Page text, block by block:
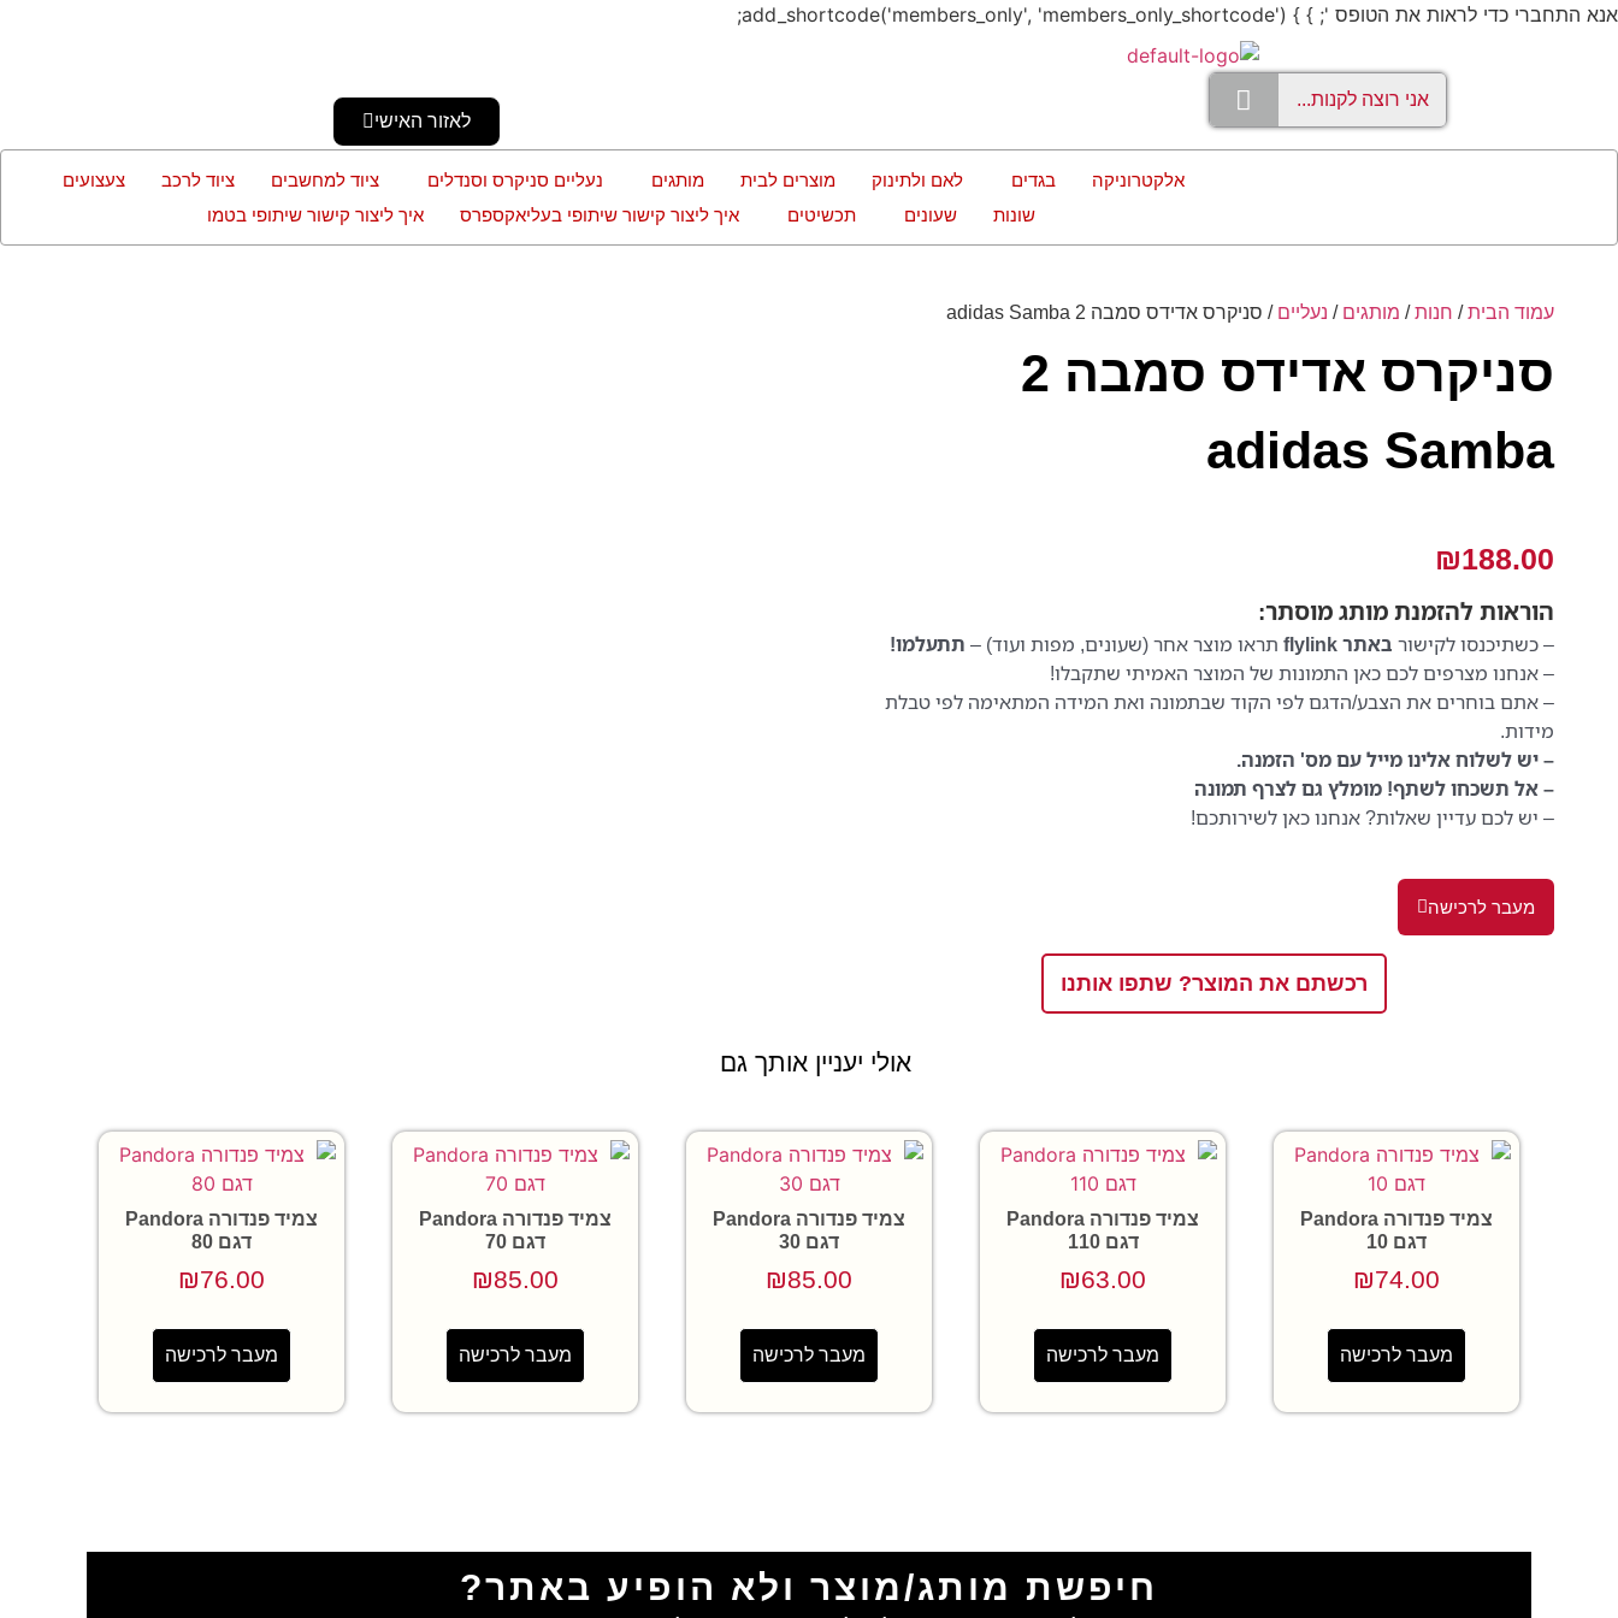
אנא התחברי כדי לראות את הטופס '; } } add_shortcode('members_only', 'members_only_shortcode');
לאזור האישי
אלקטרוניקה בגדים לאם ולתינוק מוצרים לבית מותגים נעליים סניקרס וסנדלים ציוד למחשבים ציוד לרכב
צעצועים
שונות
שעונים תכשיטים איך ליצור קישור שיתופי בעליאקספרס איך ליצור קישור שיתופי בטמו
עמוד הבית/ חנות/ מותגים / נעליים / סניקרס אדידס סמבה 2 adidas Samba
סניקרס אדידס סמבה 2
adidas Samba
₪188.00
הוראותלהזמנת מותג מוסתר:
– כשתיכנסו לקישור באתר flylink תראו מוצר אחר (שעונים, מפות ועוד) – תתעלמו!
– אנחנו מצרפים לכם כאן התמונות של המוצר האמיתי שתקבלו!
– אתם בוחרים את הצבע/הדגם לפי הקוד שבתמונה ואת המידה המתאימה לפי טבלת
מידות.
– יש לשלוח אלינו מייל עם מס' הזמנה.
– אל תשכחו לשתף! מומלץ גם לצרף תמונה
– יש לכם עדיין שאלות? אנחנו כאן לשירותכם!
מעבר לרכישה
רכשתם את המוצר? שתפו אותנו
אולי יעניין אותך גם
צמיד פנדורה Pandora
דגם 10
₪74.00
מעבר לרכישה
צמיד פנדורה Pandora
דגם 110
₪63.00
מעבר לרכישה
צמיד פנדורה Pandora
דגם 30
₪85.00
מעבר לרכישה
צמיד פנדורה Pandora
דגם 70
₪85.00
מעבר לרכישה
צמיד פנדורה Pandora
דגם 80
₪76.00
מעבר לרכישה
חיפשת מותג/מוצר ולא הופיע באתר?